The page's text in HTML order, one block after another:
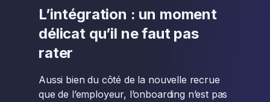
L’intégration : un moment
délicat qu’il ne faut pas
rater
Aussi bien du côté de la nouvelle recrue
que de l’employeur, l’onboarding n’est pas